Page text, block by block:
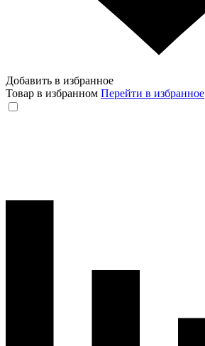
Добавить в избранное
Товар в избранном Перейти в избранное